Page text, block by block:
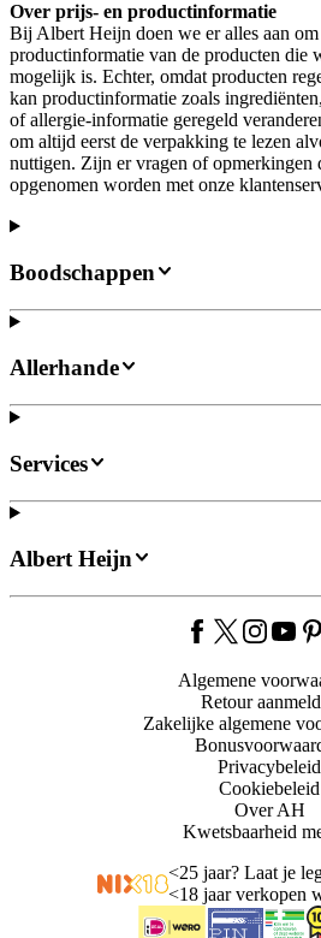
Over prijs- en productinformatie
Bij Albert Heijn doen we er alles aan
productinformatie van de producten die
mogelijk is. Echter, omdat producten
kan productinformatie zoals
of allergie-informatie geregeld
om altijd eerst de verpakking te lezen
nuttigen. Zijn er vragen of opmerkingen
opgenomen worden met onze
Boodschappen
Allerhande
Services
Albert Heijn
Algemene
Retour
Zakelijke algemene
Privacybeleid
Cookiebeleid
Over AH
Kwetsbaarheid
<25 jaar? Laat je
<18 jaar verkopen